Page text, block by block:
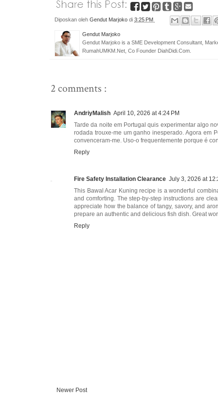
Diposkan oleh Gendut Marjoko di 3:25 PM
Gendut Marjoko
Gendut Marjoko is a SME Development Consultant,
RumahUMKM.Net, Co Founder DiahDidi.Com.
2 comments :
AndriyMalish April 10, 2026 at 4:24 PM
Tarde da noite em Portugal quis experimentar algo
rodada trouxe-me um ganho inesperado. Agora em
convenceram-me. Uso-o frequentemente porque é
Reply
Fire Safety Installation Clearance July 3, 2026 at
This Bawal Acar Kuning recipe is a wonderful
and comforting. The step-by-step instructions are
appreciate how the balance of tangy, savory, and
prepare an authentic and delicious fish dish. Great
Reply
Newer Post